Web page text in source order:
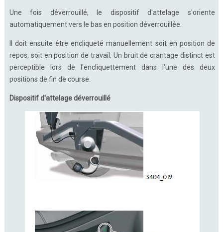
Une fois déverrouillé, le dispositif d'attelage s'oriente
automatiquement vers le bas en position déverrouillée.
Il doit ensuite être encliqueté manuellement soit en position de
repos, soit en position de travail. Un bruit de crantage distinct est
perceptible lors de l'encliquettement dans l'une des deux
positions de fin de course.
Dispositif d'attelage déverrouillé